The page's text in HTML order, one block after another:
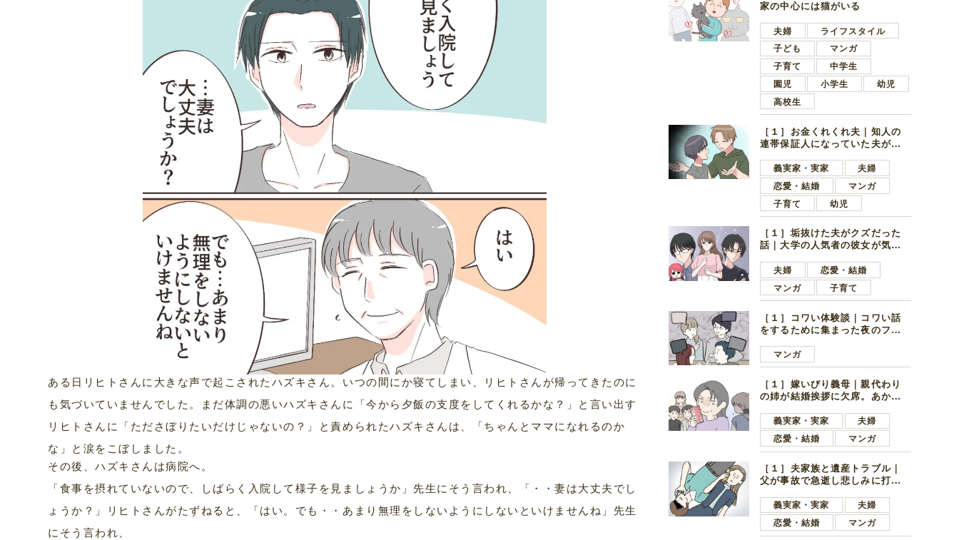
ある日リヒトさんに大きな声で起こされたハズキさん。いつの間にか寝てしまい、リヒトさんが帰ってきたのに
も気づいていませんでした。まだ体調の悪いハズキさんに「今から夕飯の支度をしてくれるかな？」と言い出す
リヒトさんに「たださぼりたいだけじゃないの？」と責められたハズキさんは、「ちゃんとママになれるのか
な」と涙をこぼしました。
その後、ハズキさんは病院へ。
「食事を摂れていないので、しばらく入院して様子を見ましょうか」先生にそう言われ、「・・妻は大丈夫でし
ょうか？」リヒトさんがたずねると、「はい。でも・・あまり無理をしないようにしないといけませんね」先生
にそう言われ、
家の中心には猫がいる
夫婦
ライフスタイル
子ども
マンガ
子育て
中学生
園児
小学生
幼児
高校生
［１］お金くれくれ夫｜知人の
連帯保証人になっていた夫が家
言ってきた
義実家・実家
夫婦
恋愛・結婚
マンガ
子育て
幼児
［１］垢抜けた夫がクズだった
話｜大学の人気者の彼女が気に
子学生
夫婦
恋愛・結婚
マンガ
子育て
［１］コワい体験談｜コワい話
をするために集まった夜のファ
好きの男の子ママ
マンガ
［１］嫁いびり義母｜親代わり
の姉が結婚挨拶に欠席。あから
義実家・実家
夫婦
恋愛・結婚
マンガ
［１］夫家族と遺産トラブル｜
父が事故で急逝し悲しみに打ち
ます夫
義実家・実家
夫婦
恋愛・結婚
マンガ